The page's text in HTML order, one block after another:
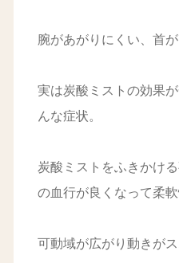
腕があがりにくい、首が
実は炭酸ミストの効果
んな症状。
炭酸ミストをふきかけ
の血行が良くなって柔軟
可動域が広がり動きが